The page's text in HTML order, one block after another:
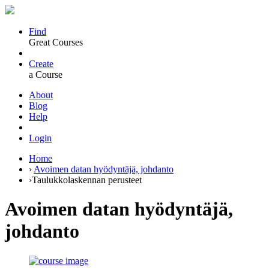
Find
Great Courses
Create
a Course
About
Blog
Help
Login
Home
› Avoimen datan hyödyntäjä, johdanto
›Taulukkolaskennan perusteet
Avoimen datan hyödyntäjä,
johdanto